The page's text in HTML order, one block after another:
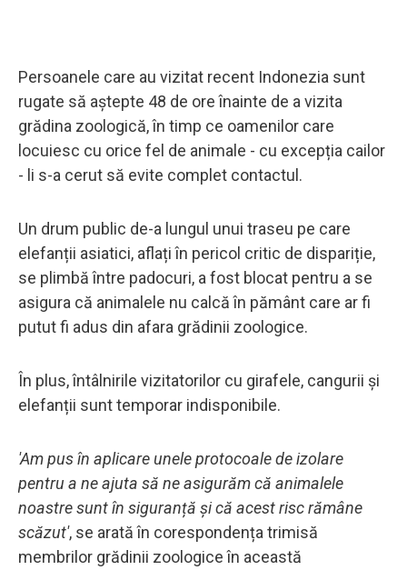
Persoanele care au vizitat recent Indonezia sunt
rugate să aștepte 48 de ore înainte de a vizita
grădina zoologică, în timp ce oamenilor care
locuiesc cu orice fel de animale - cu excepția cailor
- li s-a cerut să evite complet contactul.
Un drum public de-a lungul unui traseu pe care
elefanții asiatici, aflați în pericol critic de dispariție,
se plimbă între padocuri, a fost blocat pentru a se
asigura că animalele nu calcă în pământ care ar fi
putut fi adus din afara grădinii zoologice.
În plus, întâlnirile vizitatorilor cu girafele, cangurii și
elefanții sunt temporar indisponibile.
'Am pus în aplicare unele protocoale de izolare
pentru a ne ajuta să ne asigurăm că animalele
noastre sunt în siguranță și că acest risc rămâne
scăzut', se arată în corespondența trimisă
membrilor grădinii zoologice în această